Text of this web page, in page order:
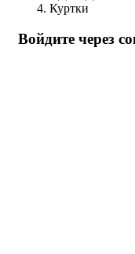
Куртки
Войдите через